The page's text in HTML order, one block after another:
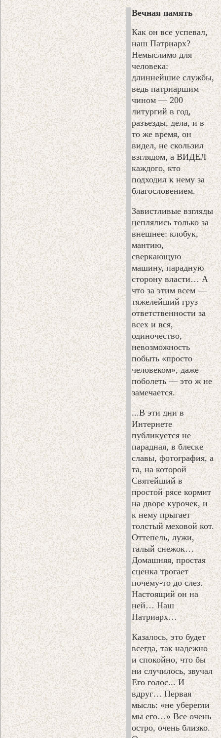
Вечная память
Как он все успевал,
наш Патриарх?
Немыслимо для
человека:
длиннейшие службы,
ведь патриаршим
чином — 200
литургий в год,
разъезды, дела, и в
то же время, он
видел, не скользил
взглядом, а ВИДЕЛ
каждого, кто
подходил к нему за
благословением.
Завистливые взгляды
цеплялись только за
внешнее: клобук,
мантию,
сверкающую
машину, парадную
сторону власти… А
что за этим всем —
тяжелейший груз
ответственности за
всех и вся,
одиночество,
невозможность
побыть «просто
человеком», даже
поболеть — это ж не
замечается.
...В эти дни в
Интернете
публикуется не
парадная, в блеске
славы, фотография, а
та, на которой
Святейший в
простой рясе кормит
на дворе курочек, и
к нему прыгает
толстый меховой кот.
Оттепель, лужи,
талый снежок…
Домашняя, простая
сценка трогает
почему-то до слез.
Настоящий он на
ней… Наш
Патриарх…
Казалось, это будет
всегда, так надежно
и спокойно, что бы
ни случилось, звучал
Его голос... И
вдруг… Первая
мысль: «не уберегли
мы его…» Все очень
остро, очень близко.